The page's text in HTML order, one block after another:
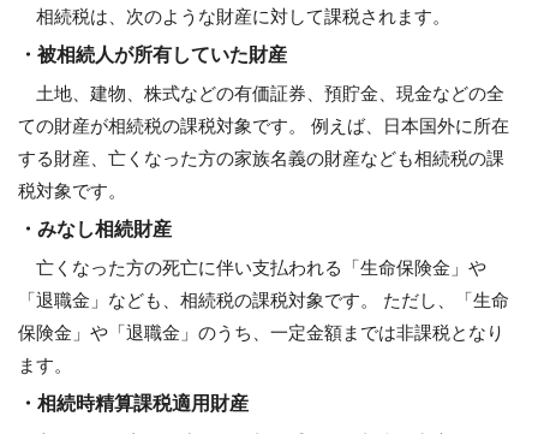
相続税は、次のような財産に対して課税されます。
・被相続人が所有していた財産
土地、建物、株式などの有価証券、預貯金、現金などの全
ての財産が相続税の課税対象です。 例えば、日本国外に所在
する財産、亡くなった方の家族名義の財産なども相続税の課
税対象です。
・みなし相続財産
亡くなった方の死亡に伴い支払われる「生命保険金」や
「退職金」なども、相続税の課税対象です。 ただし、「生命
保険金」や「退職金」のうち、一定金額までは非課税となり
ます。
・相続時精算課税適用財産